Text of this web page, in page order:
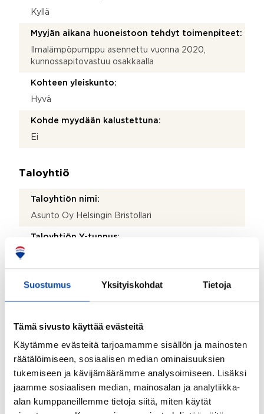
Suostumus Yksityiskohdat Tietoja
Tämä sivusto käyttää evästeitä
Käytämme evästeitä tarjoamamme sisällön ja mainosten
räätälöimiseen, sosiaalisen median ominaisuuksien
tukemiseen ja kävijämäärämme analysoimiseen. Lisäksi
jaamme sosiaalisen median, mainosalan ja analytiikka-
alan kumppaneillemme tietoja siitä, miten käytät
Kyllä
Myyjän aikana huoneistoon tehdyt toimenpiteet:
Ilmalämpöpumppu asennettu vuonna 2020,
kunnossapitovastuu osakkaalla
Kohteen yleiskunto:
Hyvä
Kohde myydään kalustettuna:
Ei
Taloyhtiö
Taloyhtiön nimi:
Asunto Oy Helsingin Bristollari
Taloyhtiön Y-tunnus:
Huoltoyhtiö
Lisätietoja kiinteistönhoidosta:
Isännöitsijätoimisto:
Kiinteistö-Tahkola Helsinki Oy